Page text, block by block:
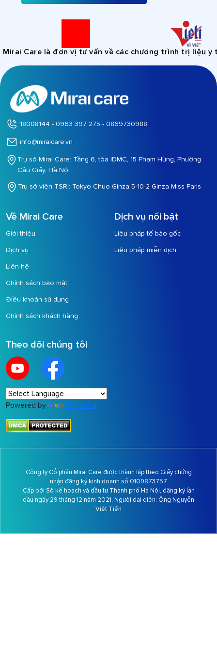
Care là đơn vị tư vấn về các chương trình trị liệu y tế,
18008144 - 0963 397 275 - 0869730988
info@miraicare.vn
Trụ sở Mirai Care: Tầng 6, tòa IDMC, 15 Phạm Hùng, Phường
Cầu Giấy, Hà Nội
Trụ sở viện TSRI: Tokyo Chuo Ginza 5-10-2 Ginza Miss Paris
Về Mirai Care
Giới thiệu
Dịch vụ
Liên hệ
Chính sách bảo mật
Điều khoản sử dụng
Chính sách khách hàng
Dịch vụ nổi bật
Liệu pháp tế bào gốc
Liệu pháp miễn dịch
Theo dõi chúng tôi
Powered by Translate
Công ty Cổ phần Mirai Care được thành lập theo Giấy chứng
nhận đăng ký kinh doanh số 0109873757
Cấp bởi Sở kế hoạch và đầu tư Thành phố Hà Nội, đăng ký lần
đầu ngày 29 tháng 12 năm 2021, Người đại diện: Ông Nguyễn
Việt Tiến